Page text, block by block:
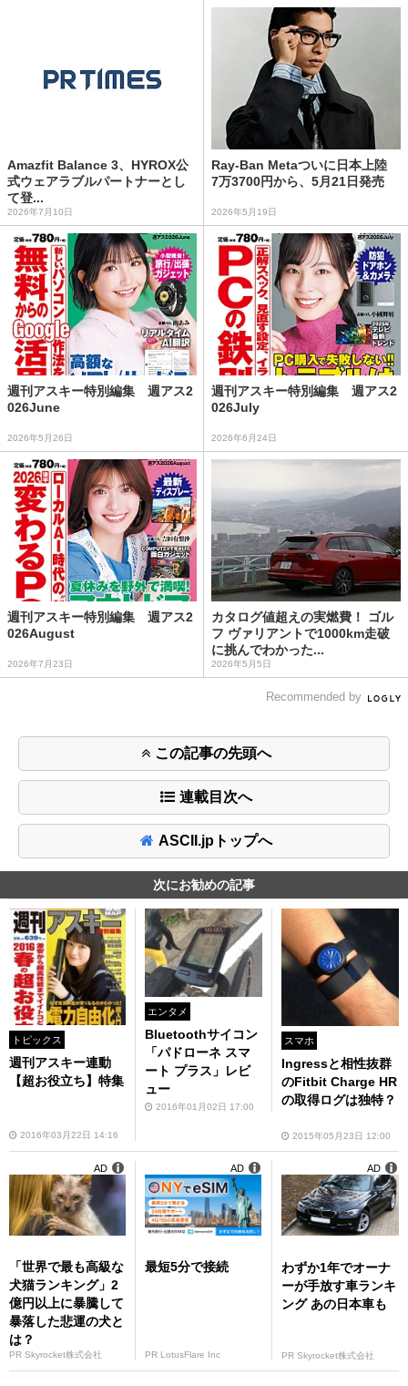
Amazfit Balance 3、HYROX公
式ウェアラブルパートナーとし
て登...
2026年7月10日
Ray-Ban Metaついに日本上陸
7万3700円から、5月21日発売
2026年5月19日
週刊アスキー特別編集 週アス2
026June
2026年5月26日
週刊アスキー特別編集 週アス2
026July
2026年6月24日
週刊アスキー特別編集 週アス2
026August
2026年7月23日
カタログ値超えの実燃費！ ゴル
フ ヴァリアントで1000km走破
に挑んでわかった...
2026年5月5日
Recommended by
この記事の先頭へ
連載目次へ
ASCII.jpトップへ
次にお勧めの記事
トピックス
週刊アスキー連動
【超お役立ち】特集
2016年03月22日 14:16
エンタメ
Bluetoothサイコン
「パドローネ スマ
ート プラス」レビ
ュー
2016年01月02日 17:00
スマホ
Ingressと相性抜群
のFitbit Charge HR
の取得ログは独特？
2015年05月23日 12:00
「世界で最も高級な
犬猫ランキング」2
億円以上に暴騰して
暴落した悲運の犬と
は？
PR Skyrocket株式会社
AD
最短5分で接続
PR LotusFlare Inc
AD
わずか1年でオーナ
ーが手放す車ランキ
ング あの日本車も
PR Skyrocket株式会社
AD